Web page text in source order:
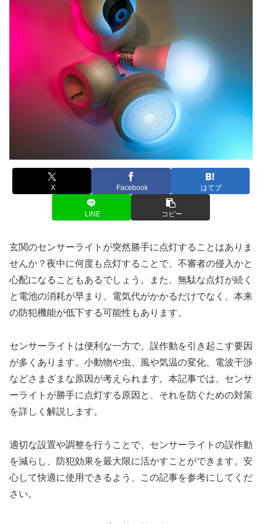
X Facebook はてブ
LINE コピー
玄関のセンサーライトが突然勝手に点灯することはありま
せんか？夜中に何度も点灯することで、不審者の侵入かと
心配になることもあるでしょう。また、無駄な点灯が続く
と電池の消耗が早まり、電気代がかかるだけでなく、本来
の防犯機能が低下する可能性もあります。
センサーライトは便利な一方で、誤作動を引き起こす要因
が多くあります。小動物や虫、風や気温の変化、電波干渉
などさまざまな原因が考えられます。本記事では、センサ
ーライトが勝手に点灯する原因と、それを防ぐための対策
を詳しく解説します。
適切な設置や調整を行うことで、センサーライトの誤作動
を減らし、防犯効果を最大限に活かすことができます。安
心して快適に使用できるよう、この記事を参考にしてくだ
さい。